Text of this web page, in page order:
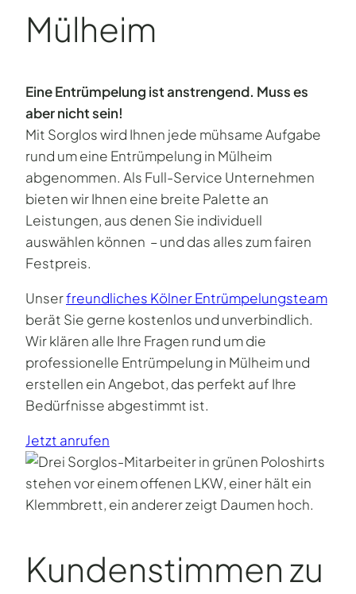
Mülheim
Eine Entrümpelung ist anstrengend. Muss es
aber nicht sein!
Mit Sorglos wird Ihnen jede mühsame Aufgabe
rund um eine Entrümpelung in Mülheim
abgenommen. Als Full-Service Unternehmen
bieten wir Ihnen eine breite Palette an
Leistungen, aus denen Sie individuell
auswählen können – und das alles zum fairen
Festpreis.
Unserfreundliches Kölner Entrümpelungsteam
berät Sie gerne kostenlos und unverbindlich.
Wir klären alle Ihre Fragen rund um die
professionelle Entrümpelung in Mülheim und
erstellen ein Angebot, das perfekt auf Ihre
Bedürfnisse abgestimmt ist.
Jetzt anrufen
Kundenstimmen zu